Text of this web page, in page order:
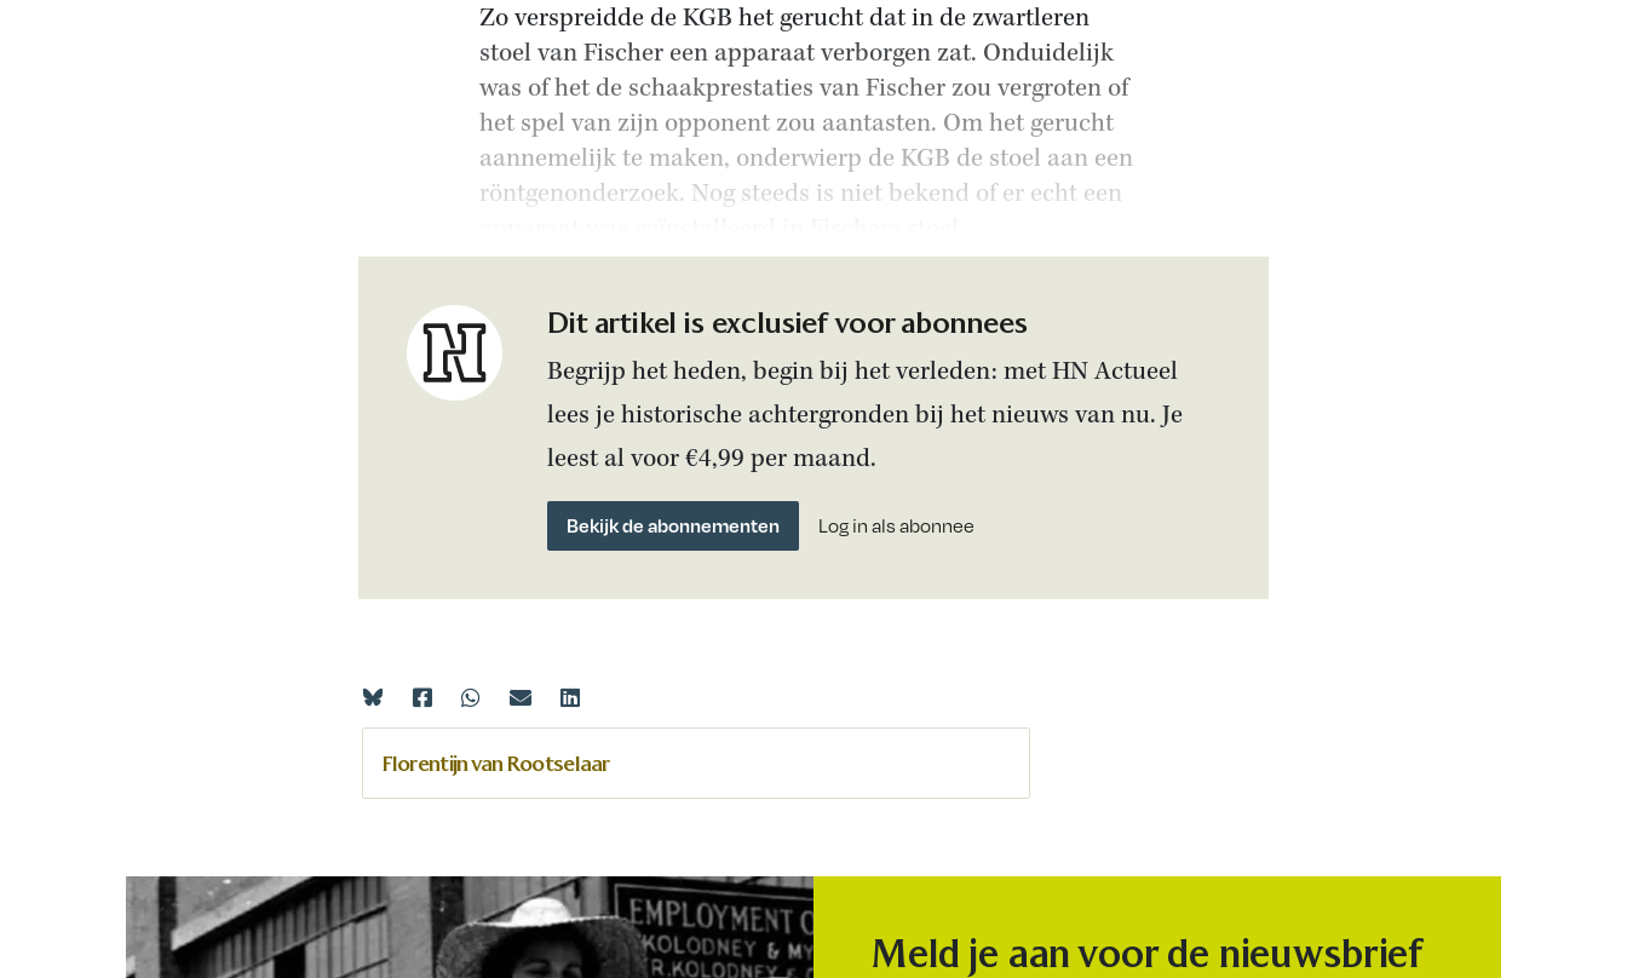
Zo verspreidde de KGB het gerucht dat in de zwartleren
stoel van Fischer een apparaat verborgen zat. Onduidelijk
was of het de schaakprestaties van Fischer zou vergroten of
het spel van zijn opponent zou aantasten. Om het gerucht
aannemelijk te maken, onderwierp de KGB de stoel aan een
röntgenonderzoek. Nog steeds is niet bekend of er echt een
Dit artikel is exclusief voor abonnees
Begrijp het heden, begin bij het verleden: met HN Actueel
lees je historische achtergronden bij het nieuws van nu. Je
leest al voor €4,99 per maand.
Bekijk de abonnementen Log in als abonnee
Florentijn van Rootselaar
Meld je aan voor de nieuwsbrief